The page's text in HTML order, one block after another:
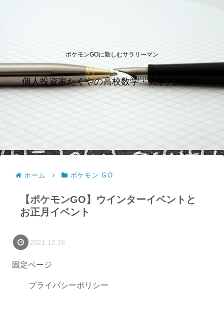
ポケモンGOに勤しむサラリーマン
個人投資家たくやの高校数学・大学入試数学
ホーム ポケモン GO
【ポケモンGO】ウインターイベントと
お正月イベント
2021.12.26
固定ページ
プライバシーポリシー